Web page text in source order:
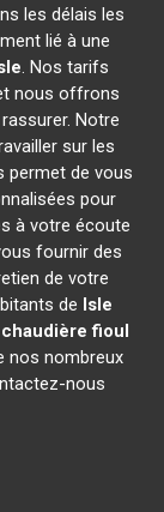
les délais les
lié à une
. Nos tarifs
nous offrons
Notre
sur les
permet de vous
pour
à votre écoute
fournir des
de votre
de Isle
chaudière fioul
nos nombreux
nous